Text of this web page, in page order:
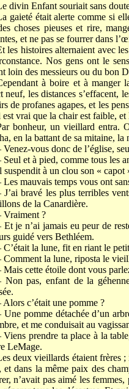
divin Enfant souriait sans
gaieté était alerte comme si
choses pieuses et rire,
et ne pas se fourrer dans
les histoires alternaient avec
Nos gens ont le
loin des messieurs ou du bon
à boire et à manger
neuf, les distances s’effacent,
de profanes agapes, et les
vrai que la chair est faible, et
bonheur, un vieillard entra.
en la battant de sa mitaine,
Venez-vous donc de l’église,
Seul et à pied, comme tous les
suspendit à un clou son « capot
Les mauvais temps vous ont
J’ai bravé les plus terribles
de la Canardière.
Vraiment ?
Et je n’ai jamais eu peur de
guidé vers Bethléem.
C’était la lune, fit en riant le
Comment la lune, riposta le
Mais cette étoile dont vous
Non pas, enfant de la
Alors c’était une pomme ?
Une pomme détachée d’un
et me conduisait au
Viens prendre ta place à la
LeMage.
deux vieillards étaient frères ;
et dans la même paix des
n’avait pas aimé les